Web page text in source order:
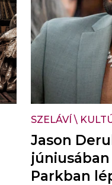
SZELÁVÍ \
Jason
Parkban